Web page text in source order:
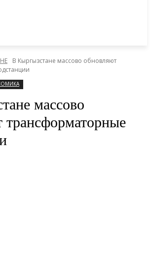
В Кыргызстане массово обновляют
массово
трансформаторные